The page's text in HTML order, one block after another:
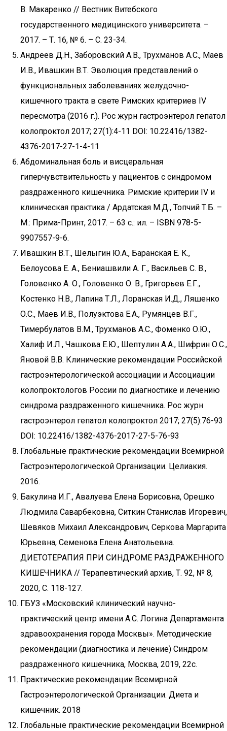
В. Макаренко // Вестник Витебского
государственного медицинского университета. –
2017. – Т. 16, № 6. – С. 23-34.
Андреев Д.Н., Заборовский А.В., Трухманов А.С., Маев
И.В., Ивашкин В.Т. Эволюция представлений о
функциональных заболеваниях желудочно-
кишечного тракта в свете Римских критериев IV
пересмотра (2016 г.). Рос журн гастроэнтерол гепатол
колопроктол 2017; 27(1):4-11 DOI: 10.22416/1382-
4376-2017-27-1-4-11
Абдоминальная боль и висцеральная
гиперчувствительность у пациентов с синдромом
раздраженного кишечника. Римские критерии IV и
клиническая практика / Ардатская М.Д., Топчий Т.Б. –
М.: Прима-Принт, 2017. – 63 с.: ил. – ISBN 978-5-
9907557-9-6.
Ивашкин В.Т., Шелыгин Ю.А., Баранская Е. К.,
Белоусова Е. А., Бениашвили А. Г., Васильев С. В.,
Головенко А. О., Головенко О. В., Григорьев Е.Г.,
Костенко Н.В., Лапина Т.Л., Лоранская И.Д., Ляшенко
О.С., Маев И.В., Полуэктова Е.А., Румянцев В.Г.,
Тимербулатов В.М., Трухманов А.С., Фоменко О.Ю.,
Халиф И.Л., Чашкова Е.Ю., Шептулин А.А., Шифрин О.С.,
Яновой В.В. Клинические рекомендации Российской
гастроэнтерологической ассоциации и Ассоциации
колопроктологов России по диагностике и лечению
синдрома раздраженного кишечника. Рос журн
гастроэнтерол гепатол колопроктол 2017; 27(5):76-93
DOI: 10.22416/1382-4376-2017-27-5-76-93
Глобальные практические рекомендации Всемирной
Гастроэнтерологической Организации. Целиакия.
2016.
Бакулина И.Г., Авалуева Елена Борисовна, Орешко
Людмила Саварбековна, Ситкин Станислав Игоревич,
Шевяков Михаил Александрович, Серкова Маргарита
Юрьевна, Семенова Елена Анатольевна.
ДИЕТОТЕРАПИЯ ПРИ СИНДРОМЕ РАЗДРАЖЕННОГО
КИШЕЧНИКА // Терапевтический архив, Т. 92, № 8,
2020, С. 118-127.
ГБУЗ «Московский клинический научно-
практический центр имени А.С. Логина Департамента
здравоохранения города Москвы». Методические
рекомендации (диагностика и лечение) Синдром
раздраженного кишечника, Москва, 2019, 22с.
Практические рекомендации Всемирной
Гастроэнтерологической Организации. Диета и
кишечник. 2018
Глобальные практические рекомендации Всемирной